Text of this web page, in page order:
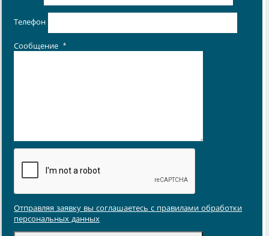
Телефон
Сообщение *
Отправляя заявку вы соглашаетесь с правилами обработки
персональных данных